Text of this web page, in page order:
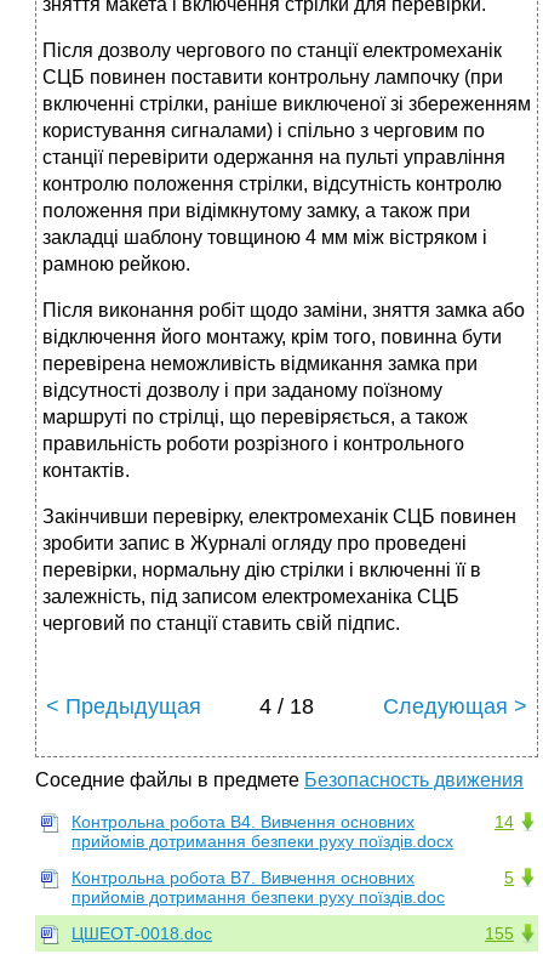
зняття макета і включення стрілки для перевірки.
Після дозволу чергового по станції електромеханік
СЦБ повинен поставити контрольну лампочку (при
включенні стрілки, раніше виключеної зі збереженням
користування сигналами) і спільно з черговим по
станції перевірити одержання на пульті управління
контролю положення стрілки, відсутність контролю
положення при відімкнутому замку, а також при
закладці шаблону товщиною 4 мм між вістряком і
рамною рейкою.
Після виконання робіт щодо заміни, зняття замка або
відключення його монтажу, крім того, повинна бути
перевірена неможливість відмикання замка при
відсутності дозволу і при заданому поїзному
маршруті по стрілці, що перевіряється, а також
правильність роботи розрізного і контрольного
контактів.
Закінчивши перевірку, електромеханік СЦБ повинен
зробити запис в Журналі огляду про проведені
перевірки, нормальну дію стрілки і включенні її в
залежність, під записом електромеханіка СЦБ
черговий по станції ставить свій підпис.
< Предыдущая 4 / 18 Следующая >
Соседние файлы в предмете Безопасность движения
14
Контрольна робота В4. Вивчення основних
прийомів дотримання безпеки руху поїздів.docx
5
Контрольна робота В7. Вивчення основних
прийомів дотримання безпеки руху поїздів.doc
155
ЦШЕОТ-0018.doc